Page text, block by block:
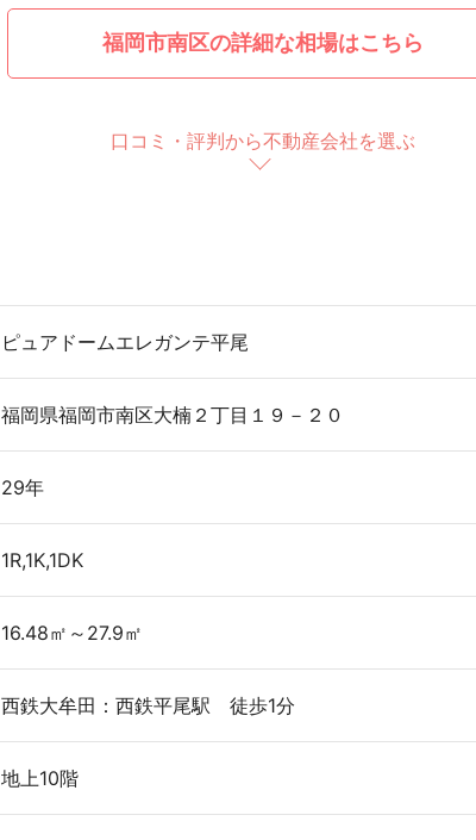
福岡市南区の詳細な相場はこちら
口コミ・評判から不動産会社を選ぶ
ピュアドームエレガンテ平尾
福岡県福岡市南区大楠２丁目１９－２０
29年
1R,1K,1DK
16.48㎡～27.9㎡
西鉄大牟田：西鉄平尾駅 徒歩1分
地上10階